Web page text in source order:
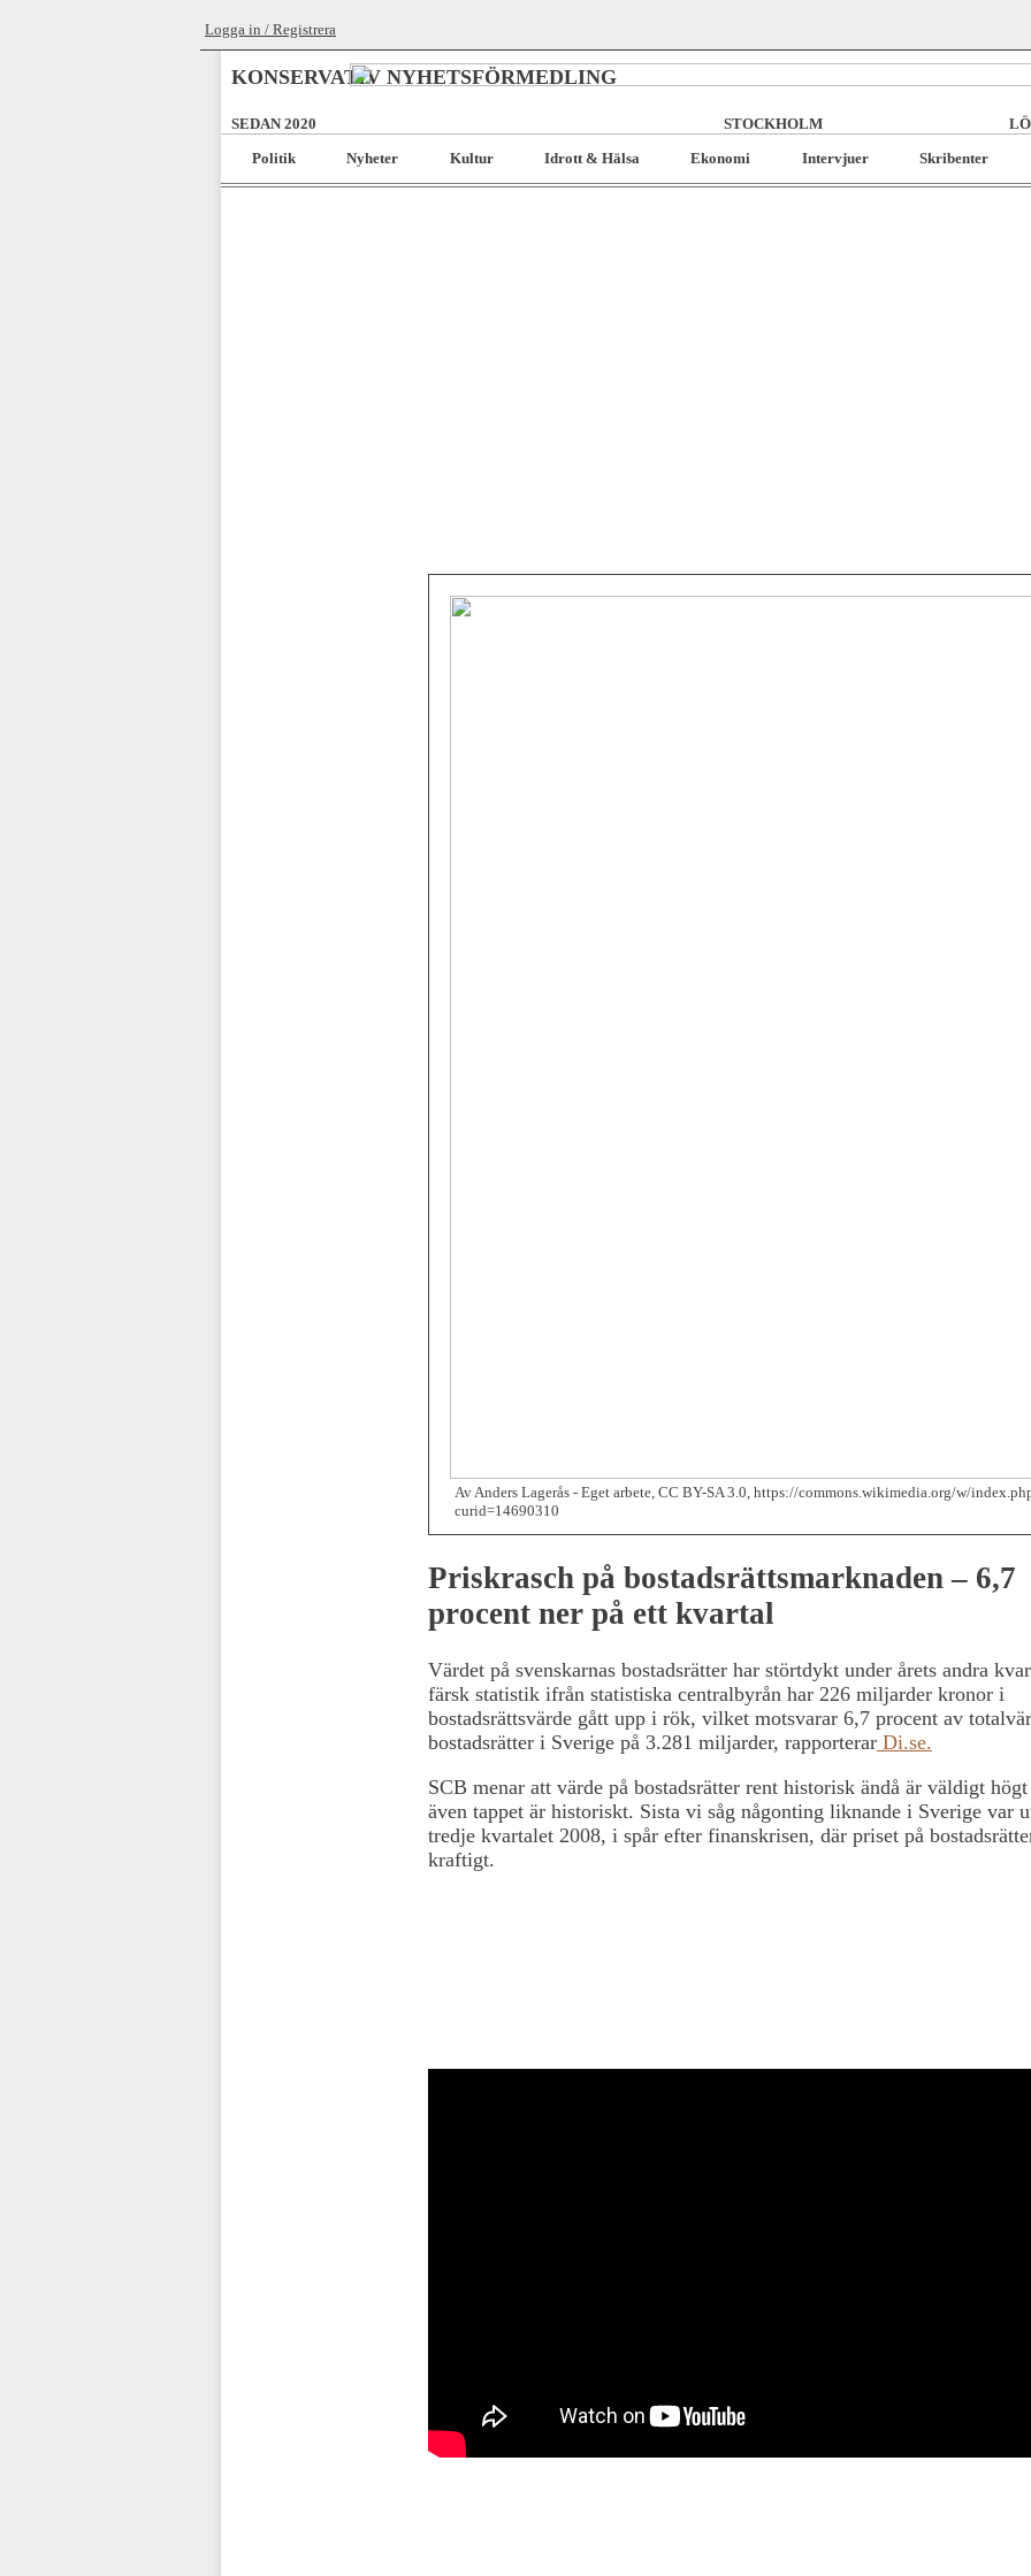
Logga in / Registrera
KONSERVATIV NYHETSFÖRMEDLING
SEDAN 2020 STOCKHOLM
Politik
Nyheter Kultur Idrott & Hälsa Ekonomi Intervjuer Skribenter
Av Anders Lagerås - Eget arbete, CC BY-SA 3.0, https://commons.wikimedia.org/w/
curid=14690310
Priskrasch på bostadsrättsmarknaden – 6,7
procent ner på ett kvartal
Värdet på svenskarnas bostadsrätter har störtdykt under årets andra
färsk statistik ifrån statistiska centralbyrån har 226 miljarder kronor i
bostadsrättsvärde gått upp i rök, vilket motsvarar 6,7 procent av
bostadsrätter i Sverige på 3.281 miljarder, rapporterar Di.se.
SCB menar att värde på bostadsrätter rent historisk ändå är väldigt
även tappet är historiskt. Sista vi såg någonting liknande i Sverige var
tredje kvartalet 2008, i spår efter finanskrisen, där priset på
kraftigt.